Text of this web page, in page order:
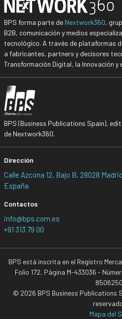
BPS forma parte de Nextwork360,
B2B, comunicación y medios
tecnológico. A través de plataformas
a fabricantes, partners y decisores
Transformación Digital, la Innovación y
BPS (Business Publications Spain),
de Nextwork360.
Dirección
Calle Azcona 12, Bajo B, 28028 Madrid
España
Contactos
info@bps.com.es
+91 313 79 00
BPS está inscrita en el Registro
Folio 172, Página M-433036 -
© 2026 BPS Business Publications
Mapa del